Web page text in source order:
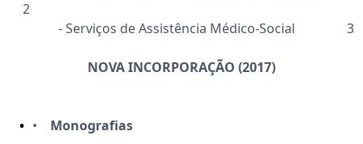
2
- Serviços de Assistência Médico-Social 3
NOVA INCORPORAÇÃO (2017)
• Monografias